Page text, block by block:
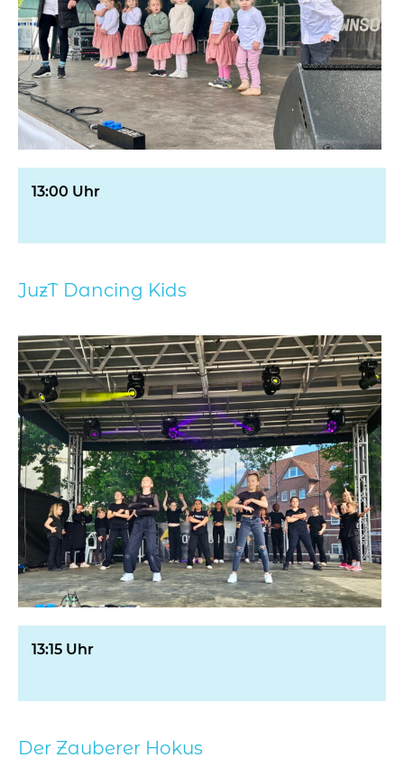
13:00 Uhr
JuzT Dancing Kids
13:15 Uhr
Der Zauberer Hokus